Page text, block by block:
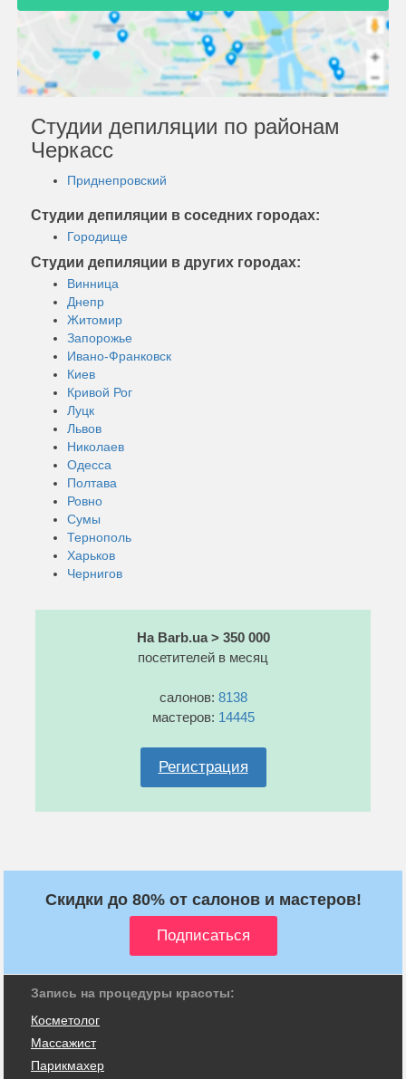
Студии депиляции по районам
Черкасс
Приднепровский
Студии депиляции в соседних городах:
Городище
Студии депиляции в других городах:
Винница
Днепр
Житомир
Запорожье
Ивано-Франковск
Киев
Кривой Рог
Луцк
Львов
Николаев
Одесса
Полтава
Ровно
Сумы
Тернополь
Харьков
Чернигов
На Barb.ua > 350 000
посетителей в месяц
салонов: 8138
мастеров: 14445
Регистрация
Скидки до 80% от салонов и мастеров!
Запись на процедуры красоты:
Косметолог
Массажист
Парикмахер